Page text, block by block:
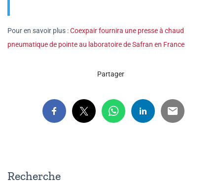
Pour en savoir plus :Coexpair fournira une presse à chaud
pneumatique de pointe au laboratoire de Safran en France
Partager
Recherche